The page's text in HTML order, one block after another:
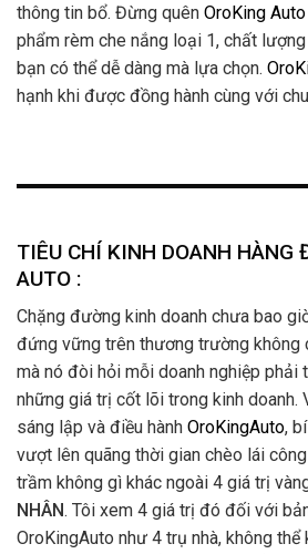
thông tin bổ. Đừng quên OroKing Auto
phẩm rèm che nắng loại 1, chất
bạn có thể dễ dàng mà lựa chọn.
hạnh khi được đồng hành cùng với
TIÊU CHÍ KINH DOANH HÀNG
AUTO :
Chặng đường kinh doanh chưa bao
đứng vững trên thương trường không
mà nó đòi hỏi mỗi doanh nghiệp phải
những giá trị cốt lõi trong kinh doanh.
sáng lập và điều hành OroKingAuto,
vượt lên quãng thời gian chèo lái
trầm không gì khác ngoài 4 giá trị
NHÂN. Tôi xem 4 giá trị đó đối với
OroKingAuto như 4 trụ nhà, không